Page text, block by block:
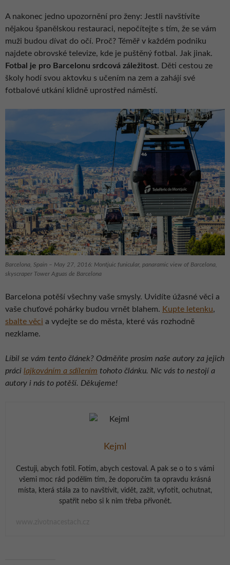
A nakonec jedno upozornění pro ženy: Jestli navštívíte
nějakou španělskou restauraci, nepočítejte s tím, že se vám
muži budou dívat do očí. Proč? Téměř v každém podniku
najdete obrovské televize, kde je puštěný fotbal. Jak jinak.
Fotbal je pro Barcelonu srdcová záležitost. Děti cestou ze
školy hodí svou aktovku s učením na zem a zahájí své
fotbalové utkání klidně uprostřed náměstí.
Barcelona, Spain – May 27, 2016: Montjuic funicular, panaramic view of Barcelona,
skyscraper Tower Aguas de Barcelona
Barcelona potěší všechny vaše smysly. Uvidíte úžasné věci a
vaše chuťové pohárky budou vrnět blahem. Kupte letenku,
sbalte věci a vydejte se do města, které vás rozhodně
nezklame.
Líbil se vám tento článek? Odměňte prosím naše autory za jejich
práci lajkováním a sdílením tohoto článku. Nic vás to nestojí a
autory i nás to potěší. Děkujeme!
Kejml
Cestuji, abych fotil. Fotím, abych cestoval. A pak se o to s vámi
všemi moc rád podělím tím, že doporučím ta opravdu krásná
místa, která stála za to navštívit, vidět, zažít, vyfotit, ochutnat,
spatřit nebo si k nim třeba přivonět.